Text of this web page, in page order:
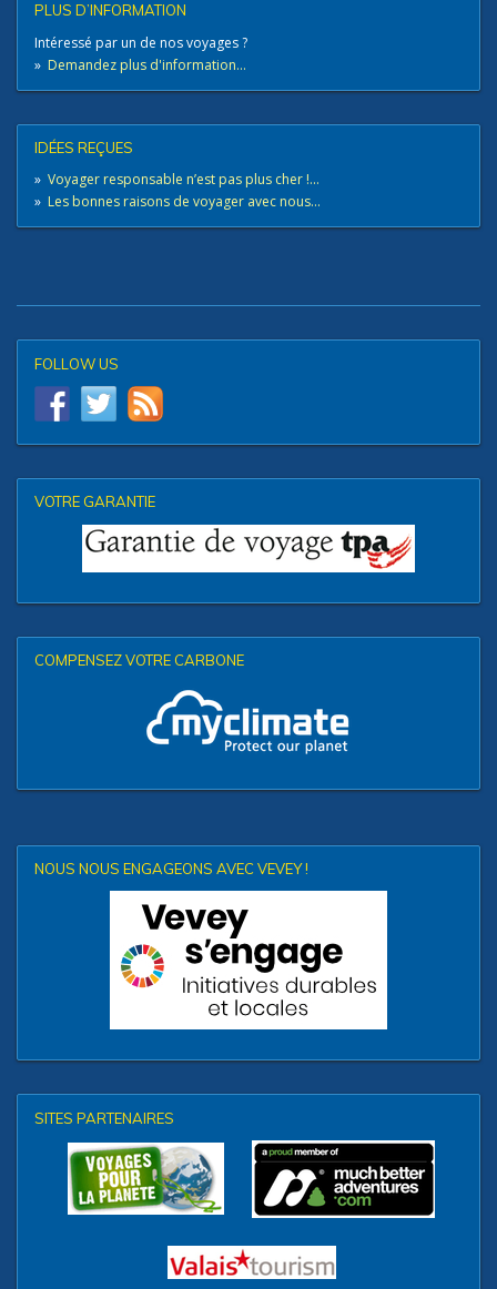
PLUS D’INFORMATION
Intéressé par un de nos voyages ?
» Demandez plus d'information...
IDÉES REÇUES
» Voyager responsable n’est pas plus cher !...
» Les bonnes raisons de voyager avec nous...
FOLLOW US
VOTRE GARANTIE
COMPENSEZ VOTRE CARBONE
NOUS NOUS ENGAGEONS AVEC VEVEY !
SITES PARTENAIRES